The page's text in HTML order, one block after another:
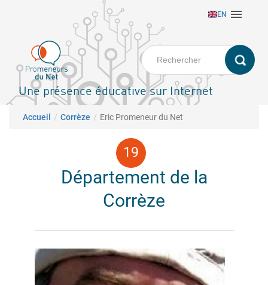
principal
EN 
Une présence éducative sur Internet
Fil d'Ariane
Accueil Corrèze Eric Promeneur du Net
Département de la
Corrèze